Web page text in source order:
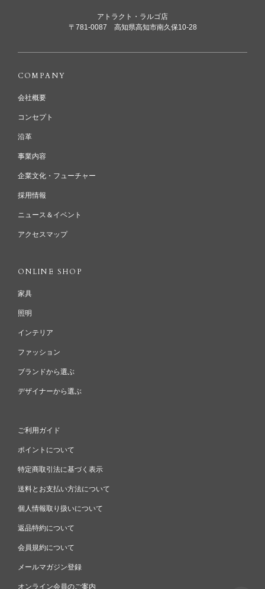
アトラクト・ラルゴ店
〒781-0087 高知県高知市南久保10-28
COMPANY
会社概要
コンセプト
沿革
事業内容
企業文化・フューチャー
採用情報
ニュース＆イベント
アクセスマップ
ONLINE SHOP
家具
照明
インテリア
ファッション
ブランドから選ぶ
デザイナーから選ぶ
ご利用ガイド
ポイントについて
特定商取引法に基づく表示
送料とお支払い方法について
個人情報取り扱いについて
返品特約について
会員規約について
メールマガジン登録
オンライン会員のご案内